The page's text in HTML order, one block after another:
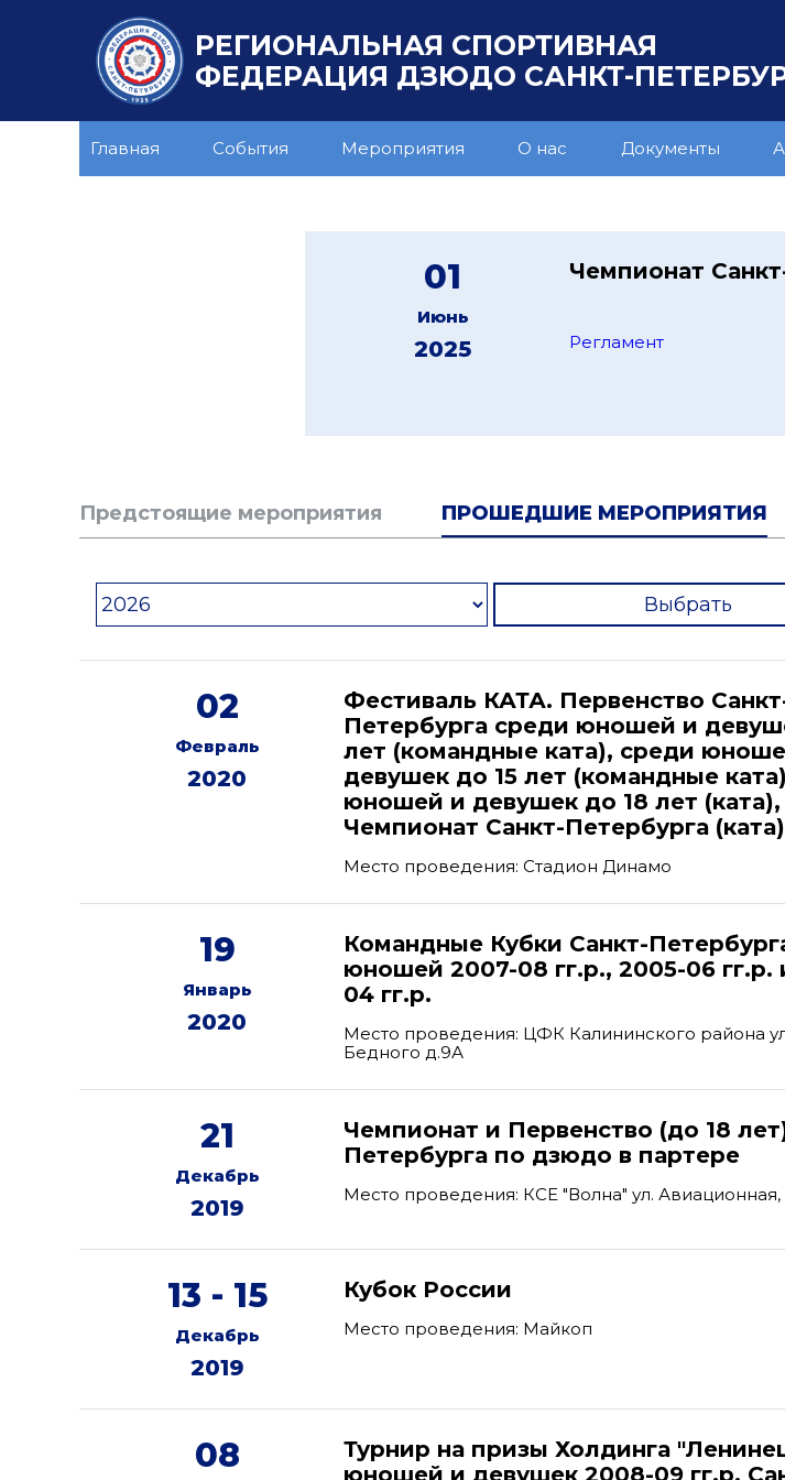
РЕГИОНАЛЬНАЯ СПОРТИВНАЯ
ФЕДЕРАЦИЯ ДЗЮДО САНКТ-
Главная События Мероприятия О нас Документы
01
Июнь
2025
Чемпионат
Регламент
Предстоящие мероприятия ПРОШЕДШИЕ МЕРОПРИЯТИЯ
Выбрать
02
Февраль
2020
Фестиваль КАТА. Первенство
Петербурга среди юношей и
лет (командные ката), среди
девушек до 15 лет (командные
юношей и девушек до 18 лет (ката),
Чемпионат Санкт-Петербурга (ката)
Место проведения: Стадион Динамо
19
Январь
2020
Командные Кубки Санкт-
юношей 2007-08 гг.р., 2005-06 гг.р.
04 гг.р.
Место проведения: ЦФК Калининского района
Бедного д.9А
21
Декабрь
2019
Чемпионат и Первенство (до 18
Петербурга по дзюдо в партере
Место проведения: КСЕ "Волна" ул. Авиационная,
13 - 15
Декабрь
2019
Кубок России
Место проведения: Майкоп
08
Турнир на призы Холдинга
юношей и девушек 2008-09 гг.р.